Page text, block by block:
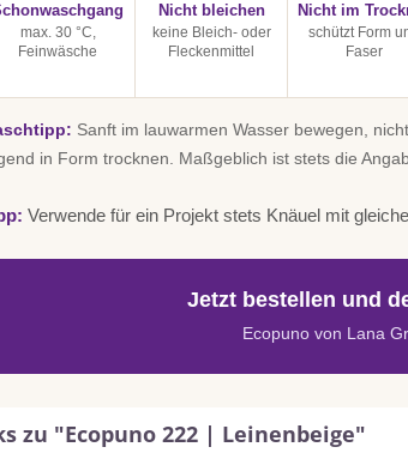
max. 30 °C,
Feinwäsche
Nicht bleichen
keine Bleich- oder
Fleckenmittel
Nicht im
schützt Form
Faser
Sanft im lauwarmen Wasser bewegen,
in Form trocknen. Maßgeblich ist stets die
Verwende für ein Projekt stets Knäuel mit
Jetzt bestellen und
Ecopuno von Lana
zu "Ecopuno 222 | Leinenbeige"